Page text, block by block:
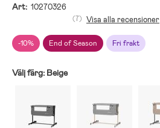
Art: 10270326
-10% End of Season Fri frakt
(7) Visa alla recensioner
Välj färg: Beige